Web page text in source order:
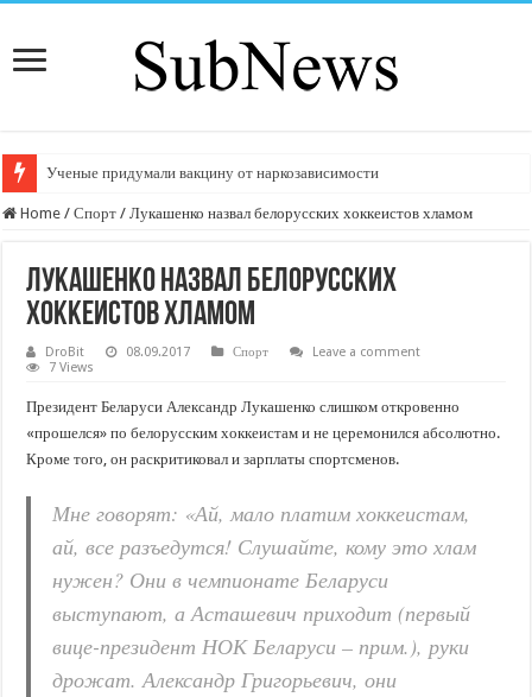
Ученые придумали вакцину от наркозависимости
Home / Спорт / Лукашенко назвал белорусских хоккеистов хламом
Лукашенко назвал белорусских
хоккеистов хламом
DroBit 08.09.2017 Спорт
Leave a comment
7 Views
Президент Беларуси Александр Лукашенко слишком откровенно
«прошелся» по белорусским хоккеистам и не церемонился абсолютно.
Кроме того, он раскритиковал и зарплаты спортсменов.
Мне говорят: «Ай, мало платим хоккеистам,
ай, все разъедутся! Слушайте, кому это хлам
нужен? Они в чемпионате Беларуси
выступают, а Асташевич приходит (первый
вице-президент НОК Беларуси – прим.), руки
дрожат. Александр Григорьевич, они